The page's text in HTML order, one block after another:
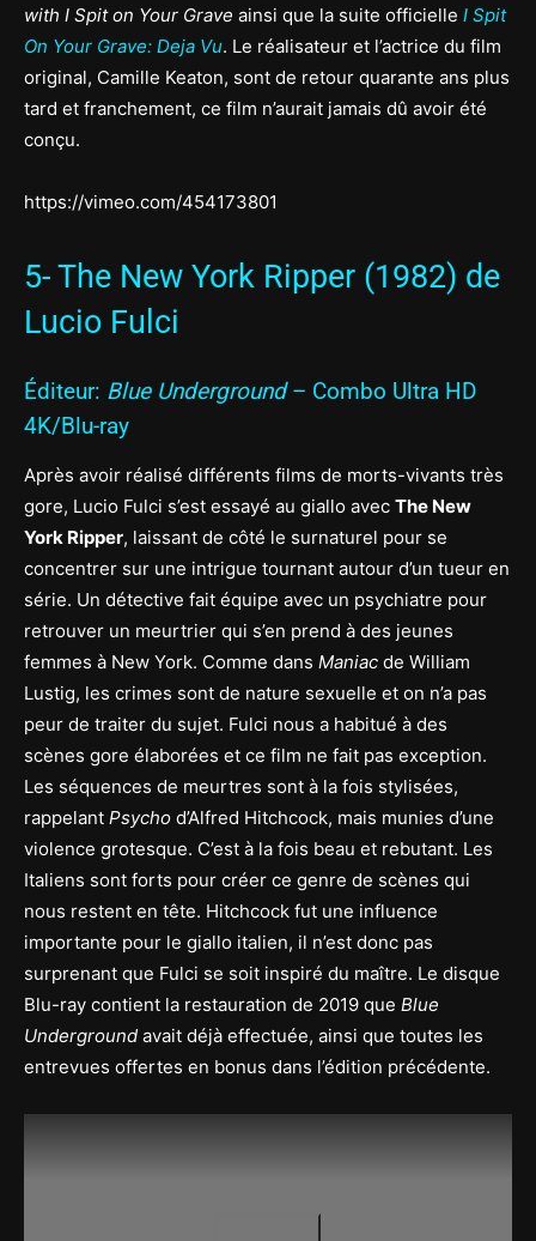
with I Spit on Your Grave ainsi que la suite officielle I Spit
On Your Grave: Deja Vu. Le réalisateur et l’actrice du film
original, Camille Keaton, sont de retour quarante ans plus
tard et franchement, ce film n’aurait jamais dû avoir été
conçu.
https://vimeo.com/454173801
5- The New York Ripper (1982) de
Lucio Fulci
Éditeur: Blue Underground– Combo Ultra HD
4K/Blu-ray
Après avoir réalisé différents films de morts-vivants très
gore, Lucio Fulci s’est essayé au giallo avec The New
York Ripper, laissant de côté le surnaturel pour se
concentrer sur une intrigue tournant autour d’un tueur en
série. Un détective fait équipe avec un psychiatre pour
retrouver un meurtrier qui s’en prend à des jeunes
femmes à New York. Comme dans Maniac de William
Lustig, les crimes sont de nature sexuelle et on n’a pas
peur de traiter du sujet. Fulci nous a habitué à des
scènes gore élaborées et ce film ne fait pas exception.
Les séquences de meurtres sont à la fois stylisées,
rappelant Psycho d’Alfred Hitchcock, mais munies d’une
violence grotesque. C’est à la fois beau et rebutant. Les
Italiens sont forts pour créer ce genre de scènes qui
nous restent en tête. Hitchcock fut une influence
importante pour le giallo italien, il n’est donc pas
surprenant que Fulci se soit inspiré du maître. Le disque
Blu-ray contient la restauration de 2019 que Blue
Underground avait déjà effectuée, ainsi que toutes les
entrevues offertes en bonus dans l’édition précédente.